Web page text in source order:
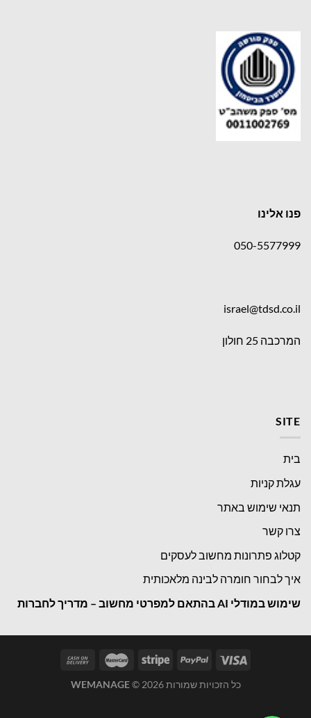
פנו אלינו
050-5577999
israel@tdsd.co.il
המרכבה 25 חולון
SITE
בית
עגלת קניות
תנאי שימוש באתר
צרו קשר
קטלוג פתרונות מחשוב לעסקים
איך לבחור חומרה לבינה מלאכותית
שימוש במודלי
כל הזכויות שמורות 2026 © WEMANAGE
WhatsApp